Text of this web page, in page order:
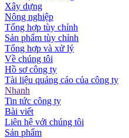
Xây dựng
Nông nghiệp
Tổng hợp tùy chỉnh
Sản phẩm tùy chỉnh
Tổng hợp và xử lý
Về chúng tôi
Hồ sơ công ty
Tài liệu quảng cáo của công ty
Nhanh
Tin tức công ty
Bài viết
Liên hệ với chúng tôi
Sản phẩm